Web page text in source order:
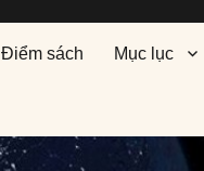
Điểm sách Mục lục